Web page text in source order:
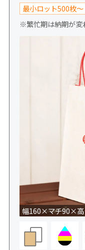
最小ロット500枚～
※繁忙期は納期が変
幅160×マチ90×